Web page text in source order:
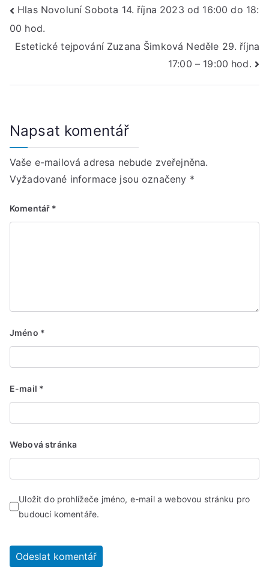
Navigace
pro
Hlas Novoluní Sobota 14. října 2023 od 16:00 do 18:
00 hod.
Estetické tejpování Zuzana Šimková Neděle 29. října
17:00 – 19:00 hod.
Napsat komentář
Vaše e-mailová adresa nebude zveřejněna.
Vyžadované informace jsou označeny *
Komentář *
Jméno *
E-mail *
Webová stránka
Uložit do prohlížeče jméno, e-mail a webovou stránku pro
budoucí komentáře.